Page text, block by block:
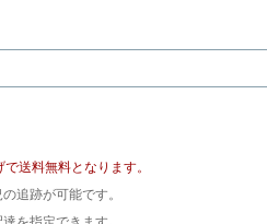
送料無料となります。
追跡が可能です。